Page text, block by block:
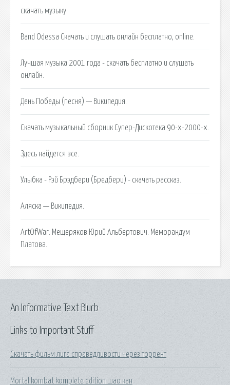
скачать музыку
Band Odessa Скачать и слушать онлайн бесплатно, online.
Лучшая музыка 2001 года - скачать бесплатно и слушать
онлайн.
День Победы (песня) — Википедия.
Скачать музыкальный сборник Супер-Дискотека 90-х-2000-х.
Здесь найдется все.
Улыбка - Рэй Брэдбери (Бредбери) - скачать рассказ.
Аляска — Википедия.
ArtOfWar. Мещеряков Юрий Альбертович. Меморандум
Платова.
Links to Important Stuff
Скачать фильм лига справедливости через торрент
Mortal kombat komplete edition шао кан
An Informative Text Blurb